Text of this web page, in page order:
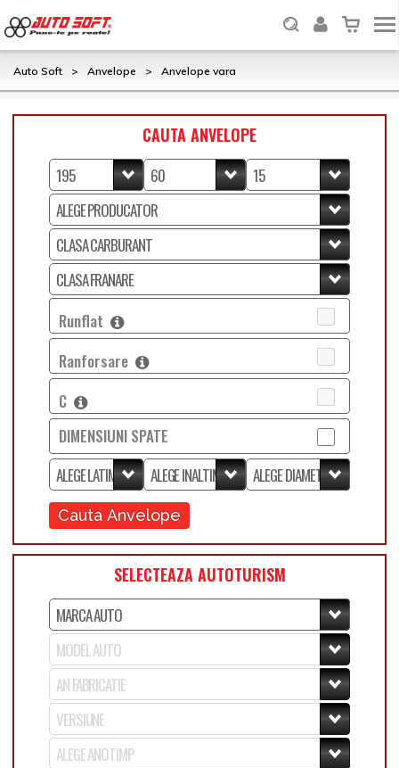
Auto Soft > Anvelope > Anvelope vara
CAUTA ANVELOPE
Runflat
Ranforsare
C
DIMENSIUNI SPATE
Cauta Anvelope
SELECTEAZA AUTOTURISM